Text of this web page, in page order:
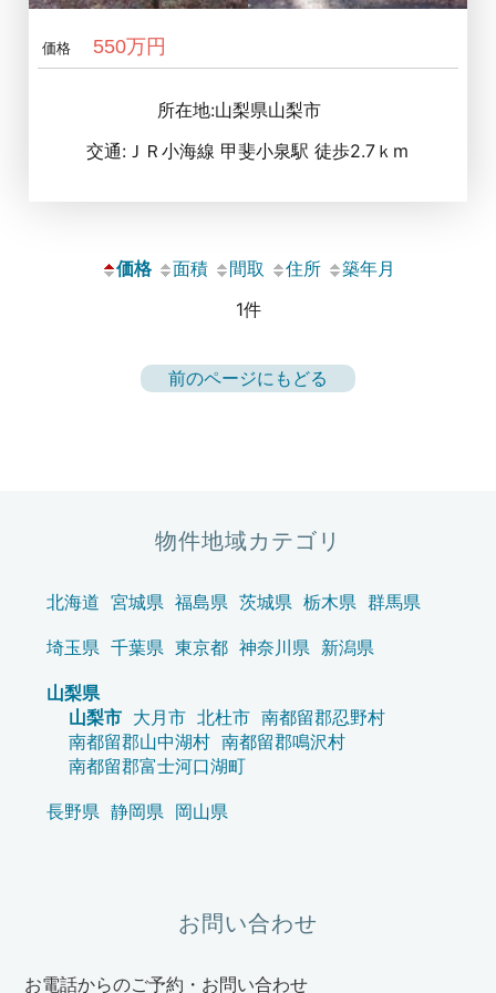
価格 550万円
所在地:山梨県山梨市
交通:ＪＲ小海線 甲斐小泉駅 徒歩2.7ｋm
価格 面積 間取 住所
築年月
1件
前のページにもどる
物件地域カテゴリ
北海道 宮城県 福島県 茨城県 栃木県 群馬県
埼玉県 千葉県 東京都 神奈川県 新潟県
山梨県
山梨市 大月市 北杜市 南都留郡忍野村
南都留郡山中湖村 南都留郡鳴沢村
南都留郡富士河口湖町
長野県 静岡県 岡山県
お問い合わせ
お電話からのご予約・お問い合わせ